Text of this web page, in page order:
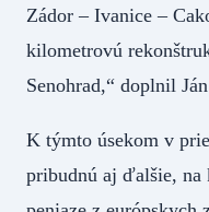
Zádor – Ivanice –
kilometrovú
Senohrad,“ doplnil
K týmto úsekom v
pribudnú aj ďalšie,